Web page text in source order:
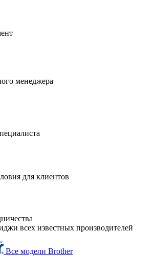
менеджера
для клиентов
всех известных производителей
Все модели Brother